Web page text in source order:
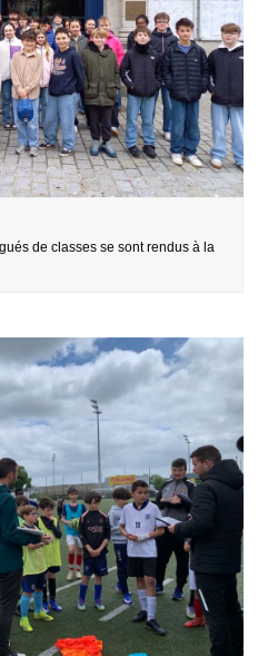
de classes se sont rendus à la